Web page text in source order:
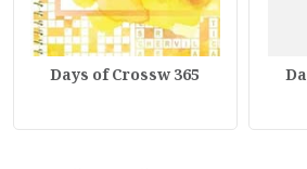
365 Days of Crossw